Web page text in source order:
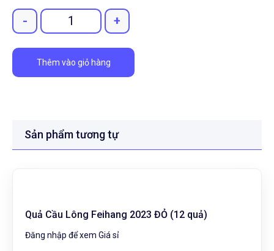
Quantity
- +
Thêm vào giỏ hàng
Sản phẩm tương tự
Quả Cầu Lông Feihang 2023 ĐỎ (12 quả)
Đăng nhập để xem Giá sỉ